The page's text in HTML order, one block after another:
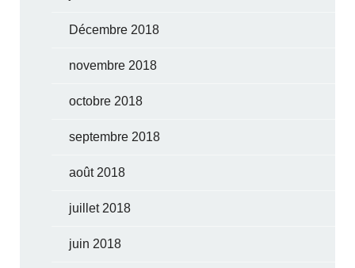
Décembre 2018
novembre 2018
octobre 2018
septembre 2018
août 2018
juillet 2018
juin 2018